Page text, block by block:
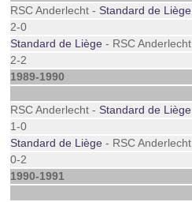
RSC Anderlecht -Standard de Liège
2-0
Standard de Liège - RSC Anderlecht
2-2
1989-1990
RSC Anderlecht -Standard de Liège
1-0
Standard de Liège - RSC Anderlecht
0-2
1990-1991